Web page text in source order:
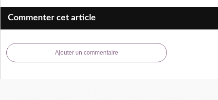
Commenter cet article
Ajouter un commentaire